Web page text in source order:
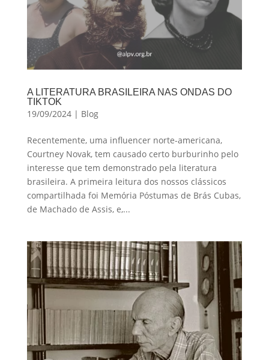
A LITERATURA BRASILEIRA NAS ONDAS DO
TIKTOK
19/09/2024| Blog
Recentemente, uma influencer norte-americana,
Courtney Novak, tem causado certo burburinho pelo
interesse que tem demonstrado pela literatura
brasileira. A primeira leitura dos nossos clássicos
compartilhada foi Memória Póstumas de Brás Cubas,
de Machado de Assis, e,...